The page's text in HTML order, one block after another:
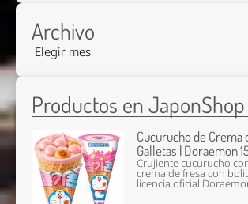
Archivo
Productos en JaponShop
Cucurucho de Crema
Galletas | Doraemon
Crujiente cucurucho
crema de fresa con
licencia oficial